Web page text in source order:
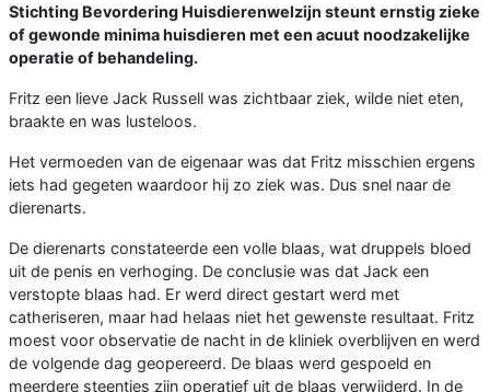
Stichting Bevordering Huisdierenwelzijn steunt ernstig zieke
of gewonde minima huisdieren met een acuut noodzakelijke
operatie of behandeling.
Fritz een lieve Jack Russell was zichtbaar ziek, wilde niet eten,
braakte en was lusteloos.
Het vermoeden van de eigenaar was dat Fritz misschien ergens
iets had gegeten waardoor hij zo ziek was. Dus snel naar de
dierenarts.
De dierenarts constateerde een volle blaas, wat druppels bloed
uit de penis en verhoging. De conclusie was dat Jack een
verstopte blaas had. Er werd direct gestart werd met
catheriseren, maar had helaas niet het gewenste resultaat. Fritz
moest voor observatie de nacht in de kliniek overblijven en werd
de volgende dag geopereerd. De blaas werd gespoeld en
meerdere steentjes zijn operatief uit de blaas verwijderd. In de